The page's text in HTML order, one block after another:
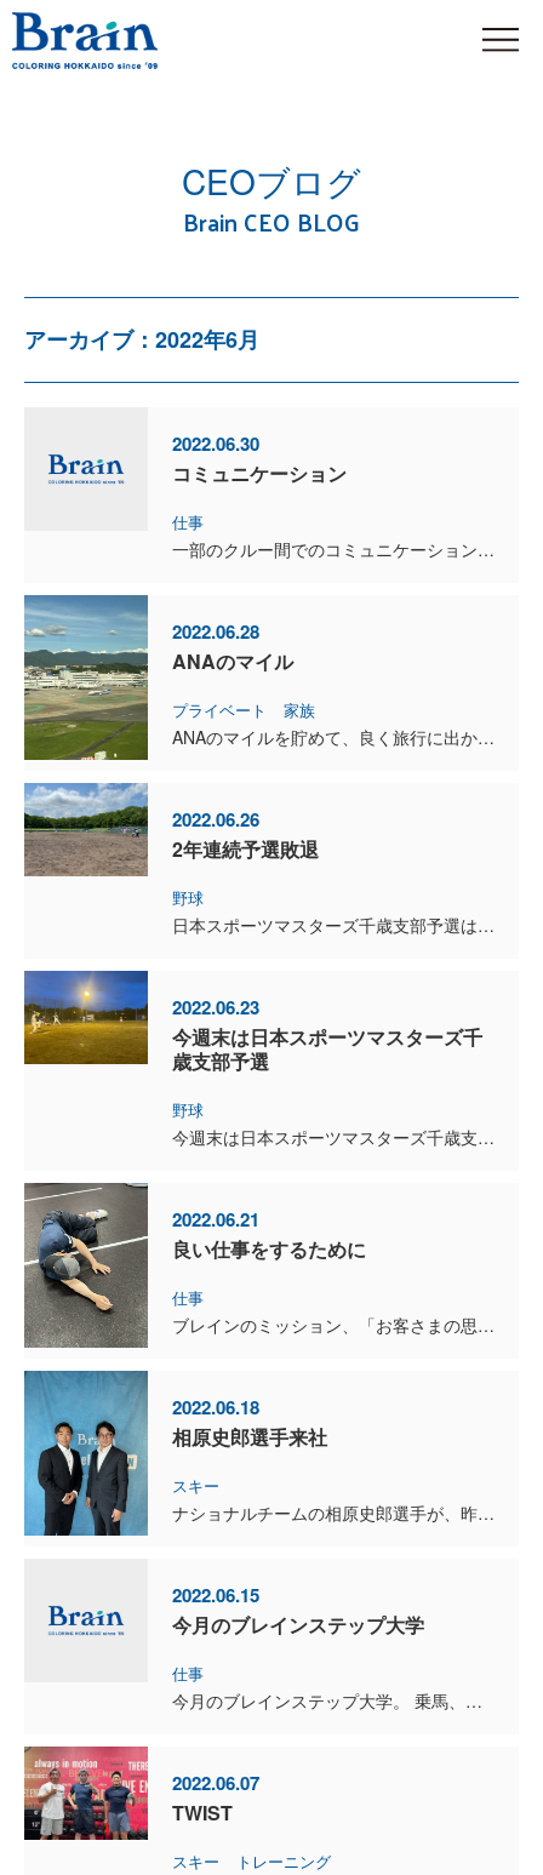
CEOブログ
Brain CEO BLOG
アーカイブ：2022年6月
2022.06.30
コミュニケーション
仕事
一部のクルー間でのコミュニケーションが、なかなか難しいようだ。 コミュニケーションには、「意味」と「意識」という２つの概念が鍵となる。 コミュニケーションの前提にあるミッションやクレドの内...
2022.06.28
ANAのマイル
プライベート 家族
ANAのマイルを貯めて、良く旅行に出かけます。 飛行機に乗ることが大好きで、機内では読書をしたり、ブログを書いたり、Evernoteを読み返しています。 今も機内で、このブログを書いています。...
2022.06.26
2年連続予選敗退
野球
日本スポーツマスターズ千歳支部予選は、2回戦で敗退しました。 初戦は4対1で勝ちましたが、2回戦は昨年負けたチームに8対9で敗戦。 ブレインとして挑み続けてきた大会なんですが、昨年支部優勝13...
2022.06.23
今週末は日本スポーツマスターズ千
歳支部予選
野球
今週末は日本スポーツマスターズ千歳支部予選です。 昨年13連覇が途絶えたので、何とかリベンジしたいのですが、新チームも増えてかなりの激戦になりそうです。 昨日は千歳消防さんとの練習試合でし...
2022.06.21
良い仕事をするために
仕事
ブレインのミッション、「お客さまの思いにこたえる家づくり」 その行動のために、ガイドラインもクレドもある。 しっかりとブランディングをしてきたし、クルーにも浸透させてきたという強い思いもあ...
2022.06.18
相原史郎選手来社
スキー
ナショナルチームの相原史郎選手が、昨シーズンの結果と今シーズンの活動予定を報告しに来社しました。 現在東海大学の４年生なんですが、昨年はヨーロッパカップでも入賞して、ワールドカップにも出場したア...
2022.06.15
今月のブレインステップ大学
仕事
今月のブレインステップ大学。 乗馬、ワインに引き続き、今月のテーマは「世界の富裕層ファミリーの学校＆習い事選び・・・講座」 お客さまから学校や習い事などの相談をされたときに役に立つように、...
2022.06.07
TWIST
スキー トレーニング